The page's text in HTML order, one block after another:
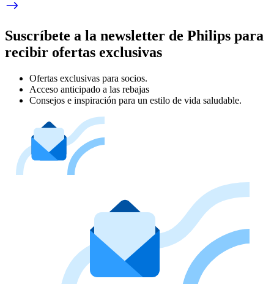
Suscríbete a la newsletter de Philips para
recibir ofertas exclusivas
Ofertas exclusivas para socios.
Acceso anticipado a las rebajas
Consejos e inspiración para un estilo de vida saludable.